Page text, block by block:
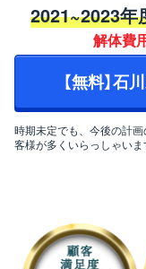
2021~2023年
解体費
【無料】
時期未定でも、今後の計
客様が多くいらっしゃいま